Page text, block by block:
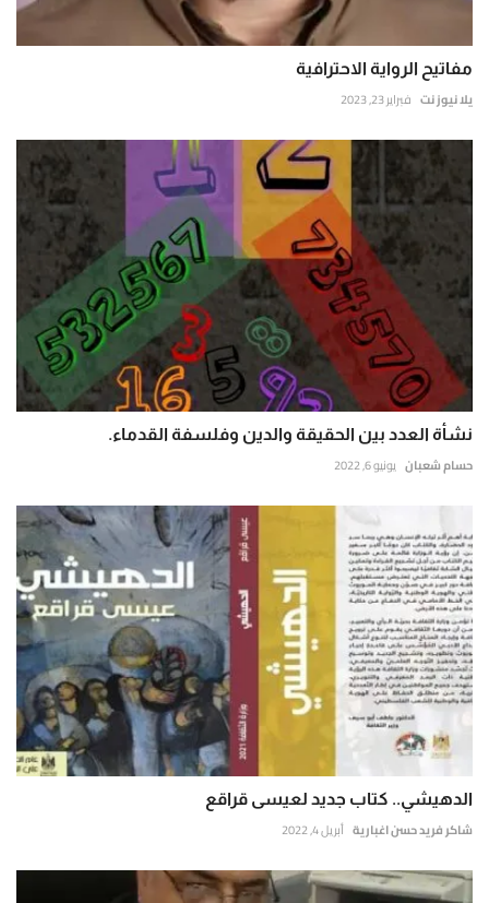
مفاتيح الرواية الاحترافية
يلا نيوز نت فبراير 23, 2023
نشأة العدد بين الحقيقة والدين وفلسفة القدماء.
حسام شعبان يونيو 6, 2022
الدهيشي.. كتاب جديد لعيسى قراقع
شاكر فريد حسن اغبارية أبريل 4, 2022